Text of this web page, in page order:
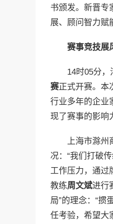
书颁发。新晋专
展、顾问智力赋
赛事竞技展
14时05分
赛正式开赛。本
行业多年的企业
现了赛事的影响
上海市滁州
况：“我们打破
工作压力，通过
教练周文斌进行
局”的理念：“掼
任考验，希望大